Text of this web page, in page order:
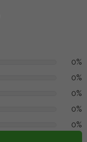
0%
0%
0%
0%
0%